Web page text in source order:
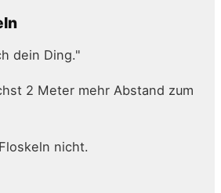
dein Ding."
2 Meter mehr Abstand zum
nicht.